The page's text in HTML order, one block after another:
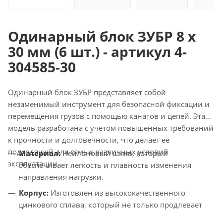
Одинарный блок ЗУБР 8 x
30 мм (6 шт.) - артикул 4-
304585-30
Одинарный блок ЗУБР представляет собой
незаменимый инструмент для безопасной фиксации и
перемещения грузов с помощью канатов и цепей. Эта
модель разработана с учетом повышенных требований
к прочности и долговечности, что делает ее
подходящей для самых различных условий
эксплуатации.
Материал:Нейлоновый шкив, который
обеспечивает легкость и плавность изменения
направления нагрузки.
Корпус: Изготовлен из высококачественного
цинкового сплава, который не только продлевает